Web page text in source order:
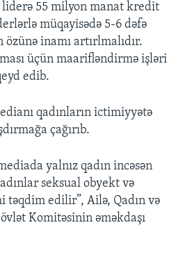
liderə 55 milyon manat kredit
müqayisədə 5-6 dəfə
özünə inamı artırlmalıdır.
üçün maarifləndirmə işləri
edib.
qadınların ictimiyyətə
çağırıb.
yalnız qadın incəsən
seksual obyekt və
təqdim edilir”, Ailə, Qadın və
Komitəsinin əməkdaşı